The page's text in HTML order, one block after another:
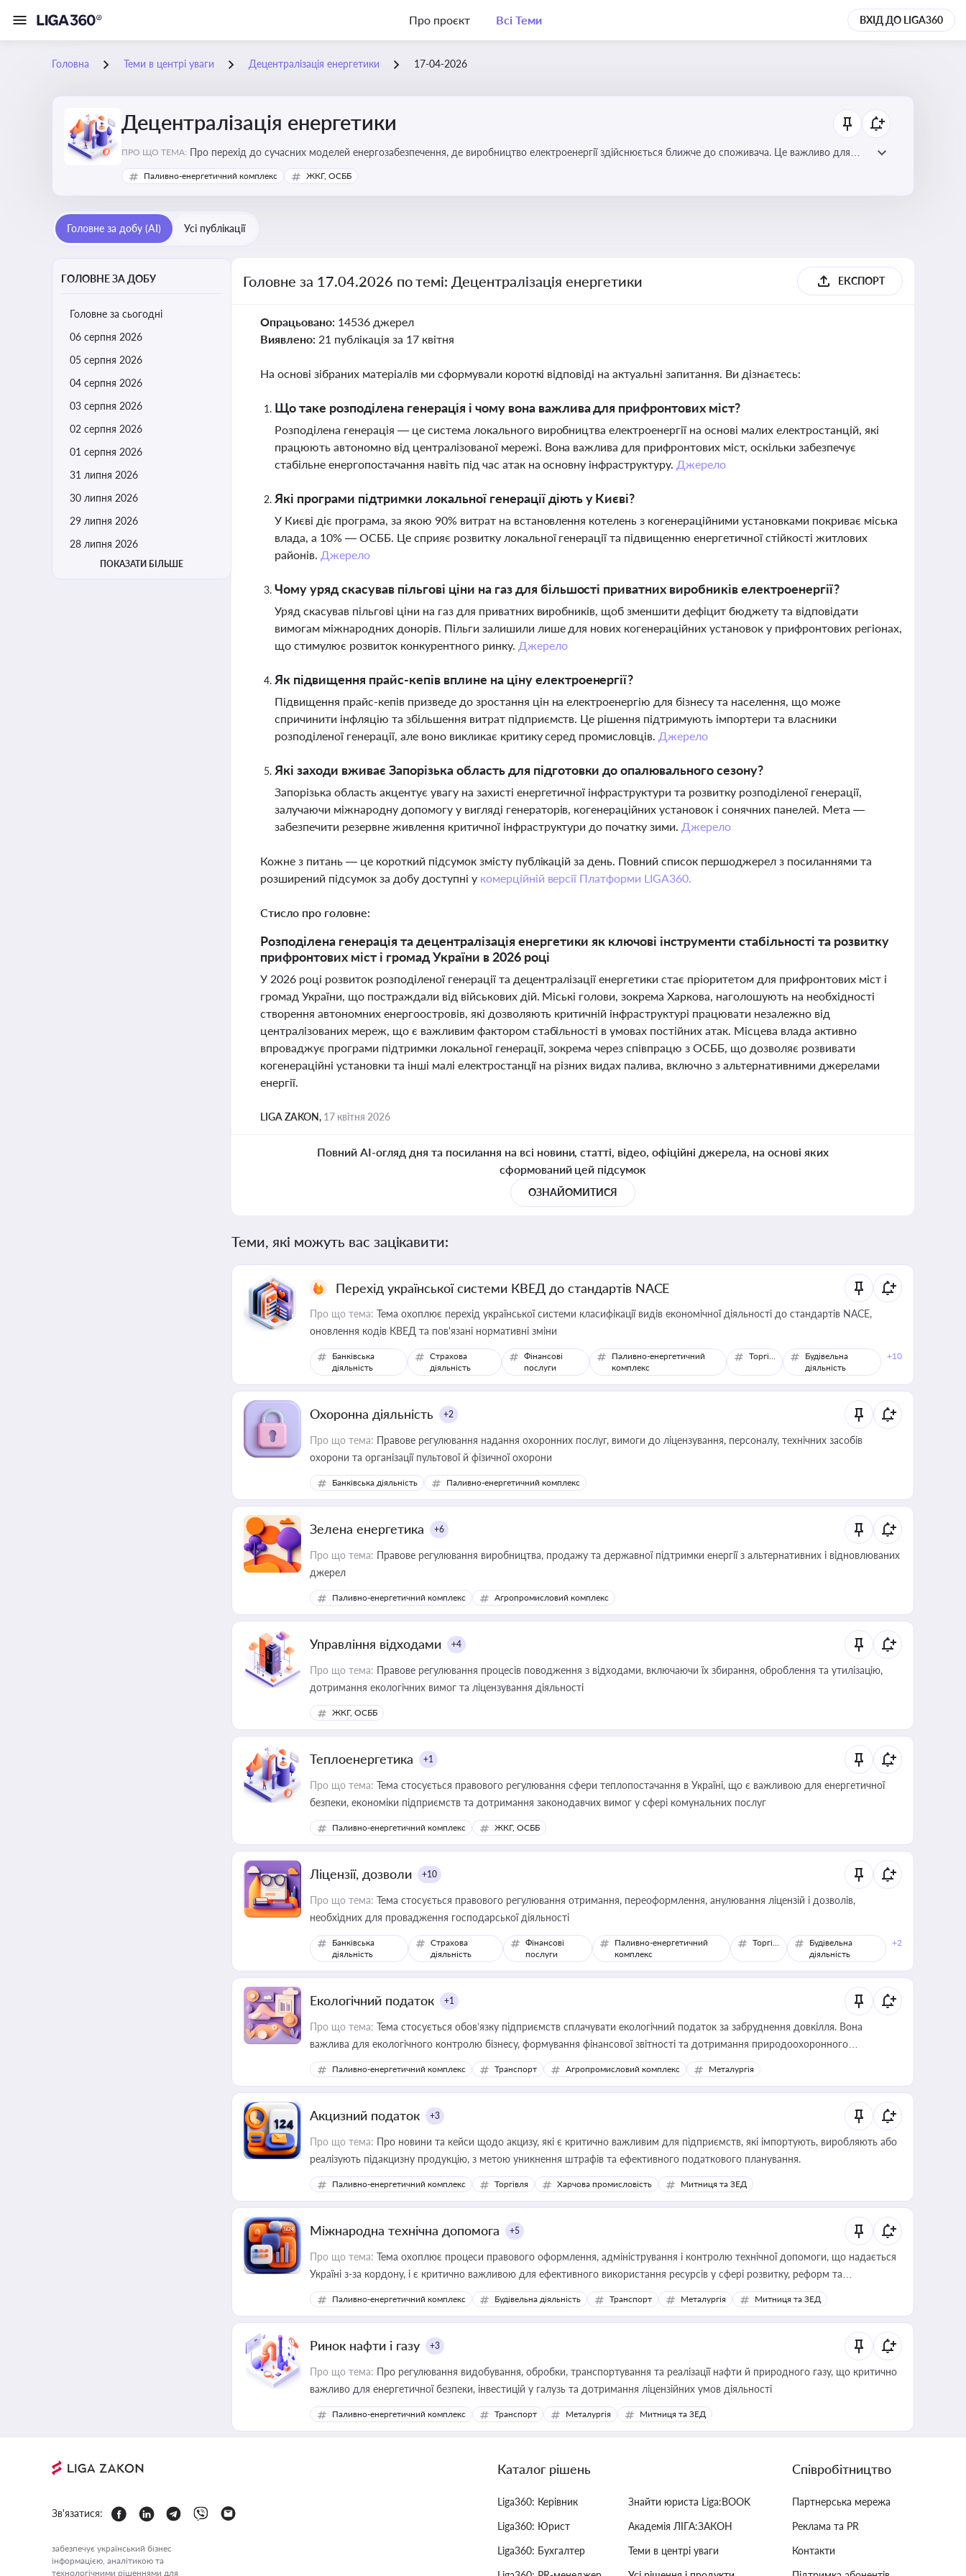
Про проєкт Всі Теми ВХІД ДО LIGA360
Головна Теми в центрі уваги Децентралізація енергетики 17-04-2026
Децентралізація енергетики
ПРО ЩО ТЕМА: Про перехід до сучасних моделей енергозабезпечення, де виробництво електроенергії здійснюється ближче до споживача. Це важливо для
підвищення енергонезалежності громад, зменшення втрат при транспортуванні енергії та стимулювання розвитку відновлюваних джерел
Паливно-енергетичний комплекс ЖКГ, ОСББ
Головне за добу (AI) Усі публікації
ГОЛОВНЕ ЗА ДОБУ
Головне за сьогодні
06 серпня 2026
05 серпня 2026
04 серпня 2026
03 серпня 2026
02 серпня 2026
01 серпня 2026
31 липня 2026
30 липня 2026
29 липня 2026
28 липня 2026
ПОКАЗАТИ БІЛЬШЕ
Головне за 17.04.2026 по темі: Децентралізація енергетики ЕКСПОРТ
Опрацьовано: 14536 джерел
Виявлено: 21 публікація за 17 квітня
На основі зібраних матеріалів ми сформували короткі відповіді на актуальні запитання. Ви дізнаєтесь:
Що таке розподілена генерація і чому вона важлива для прифронтових міст?
Розподілена генерація — це система локального виробництва електроенергії на основі малих електростанцій, які
працюють автономно від централізованої мережі. Вона важлива для прифронтових міст, оскільки забезпечує
стабільне енергопостачання навіть під час атак на основну інфраструктуру. Джерело
Які програми підтримки локальної генерації діють у Києві?
У Києві діє програма, за якою 90% витрат на встановлення котелень з когенераційними установками покриває міська
влада, а 10% — ОСББ. Це сприяє розвитку локальної генерації та підвищенню енергетичної стійкості житлових
районів. Джерело
Чому уряд скасував пільгові ціни на газ для більшості приватних виробників електроенергії?
Уряд скасував пільгові ціни на газ для приватних виробників, щоб зменшити дефіцит бюджету та відповідати
вимогам міжнародних донорів. Пільги залишили лише для нових когенераційних установок у прифронтових регіонах,
що стимулює розвиток конкурентного ринку. Джерело
Як підвищення прайс-кепів вплине на ціну електроенергії?
Підвищення прайс-кепів призведе до зростання цін на електроенергію для бізнесу та населення, що може
спричинити інфляцію та збільшення витрат підприємств. Це рішення підтримують імпортери та власники
розподіленої генерації, але воно викликає критику серед промисловців. Джерело
Які заходи вживає Запорізька область для підготовки до опалювального сезону?
Запорізька область акцентує увагу на захисті енергетичної інфраструктури та розвитку розподіленої генерації,
залучаючи міжнародну допомогу у вигляді генераторів, когенераційних установок і сонячних панелей. Мета —
забезпечити резервне живлення критичної інфраструктури до початку зими. Джерело
Кожне з питань — це короткий підсумок змісту публікацій за день. Повний список першоджерел з посиланнями та
розширений підсумок за добу доступні у комерційній версії Платформи LIGA360.
Стисло про головне:
Розподілена генерація та децентралізація енергетики як ключові інструменти стабільності та розвитку
прифронтових міст і громад України в 2026 році
У 2026 році розвиток розподіленої генерації та децентралізації енергетики стає пріоритетом для прифронтових міст і
громад України, що постраждали від військових дій. Міські голови, зокрема Харкова, наголошують на необхідності
створення автономних енергоостровів, які дозволяють критичній інфраструктурі працювати незалежно від
централізованих мереж, що є важливим фактором стабільності в умовах постійних атак. Місцева влада активно
впроваджує програми підтримки локальної генерації, зокрема через співпрацю з ОСББ, що дозволяє розвивати
когенераційні установки та інші малі електростанції на різних видах палива, включно з альтернативними джерелами
енергії.
LIGA ZAKON, 17 квітня 2026
Повний AI-огляд дня та посилання на всі новини, статті, відео, офіційні джерела, на основі яких
сформований цей підсумок
ОЗНАЙОМИТИСЯ
Теми, які можуть вас зацікавити:
Перехід української системи КВЕД до стандартів NACE
Про що тема: Тема охоплює перехід української системи класифікації видів економічної діяльності до стандартів NACE,
оновлення кодів КВЕД та пов'язані нормативні зміни
Банківська
діяльність
Страхова
діяльність
Фінансові
послуги
Паливно-енергетичний
комплекс
Торгівля
Будівельна
діяльність
+10
Охоронна діяльність +2
Про що тема: Правове регулювання надання охоронних послуг, вимоги до ліцензування, персоналу, технічних засобів
охорони та організації пультової й фізичної охорони
Банківська діяльність Паливно-енергетичний комплекс
Зелена енергетика +6
Про що тема: Правове регулювання виробництва, продажу та державної підтримки енергії з альтернативних і відновлюваних
джерел
Паливно-енергетичний комплекс Агропромисловий комплекс
Управління відходами +4
Про що тема: Правове регулювання процесів поводження з відходами, включаючи їх збирання, оброблення та утилізацію,
дотримання екологічних вимог та ліцензування діяльності
ЖКГ, ОСББ
Теплоенергетика +1
Про що тема: Тема стосується правового регулювання сфери теплопостачання в Україні, що є важливою для енергетичної
безпеки, економіки підприємств та дотримання законодавчих вимог у сфері комунальних послуг
Паливно-енергетичний комплекс ЖКГ, ОСББ
Ліцензії, дозволи +10
Про що тема: Тема стосується правового регулювання отримання, переоформлення, анулювання ліцензій і дозволів,
необхідних для провадження господарської діяльності
Банківська
діяльність
Страхова
діяльність
Фінансові
послуги
Паливно-енергетичний
комплекс
Торгівля
Будівельна
діяльність
+2
Екологічний податок +1
Про що тема: Тема стосується обов’язку підприємств сплачувати екологічний податок за забруднення довкілля. Вона
важлива для екологічного контролю бізнесу, формування фінансової звітності та дотримання природоохоронного
законодавства
Паливно-енергетичний комплекс Транспорт Агропромисловий комплекс Металургія
Акцизний податок +3
Про що тема: Про новини та кейси щодо акцизу, які є критично важливим для підприємств, які імпортують, виробляють або
реалізують підакцизну продукцію, з метою уникнення штрафів та ефективного податкового планування.
Паливно-енергетичний комплекс Торгівля Харчова промисловість Митниця та ЗЕД
Міжнародна технічна допомога +5
Про що тема: Тема охоплює процеси правового оформлення, адміністрування і контролю технічної допомоги, що надається
Україні з-за кордону, і є критично важливою для ефективного використання ресурсів у сфері розвитку, реформ та
інфраструктурних проєктів
Паливно-енергетичний комплекс Будівельна діяльність Транспорт Металургія Митниця та ЗЕД
Ринок нафти і газу +3
Про що тема: Про регулювання видобування, обробки, транспортування та реалізації нафти й природного газу, що критично
важливо для енергетичної безпеки, інвестицій у галузь та дотримання ліцензійних умов діяльності
Паливно-енергетичний комплекс Транспорт Металургія Митниця та ЗЕД
Зв'язатися:
забезпечує український бізнес
інформацією, аналітикою та
технологічними рішеннями для
Каталог рішень
Liga360: Керівник
Liga360: Юрист
Liga360: Бухгалтер
Знайти юриста Liga:BOOK
Академія ЛІГА:ЗАКОН
Теми в центрі уваги
Співробітництво
Партнерська мережа
Реклама та PR
Контакти